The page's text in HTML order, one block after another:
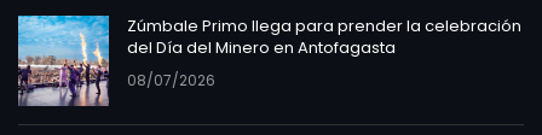
Zúmbale Primo llega para prender la celebración
del Día del Minero en Antofagasta
08/07/2026